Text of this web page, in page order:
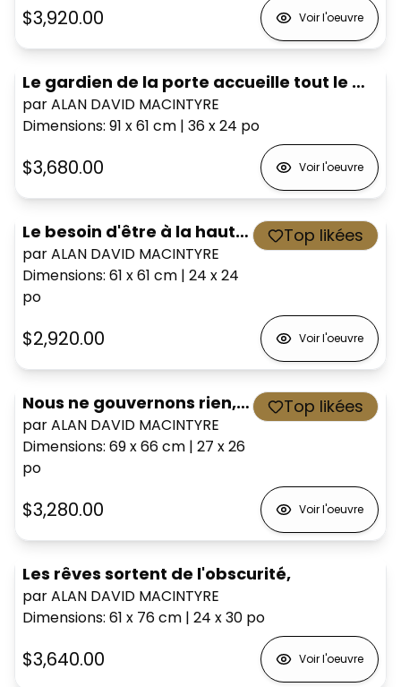
$3,920.00 Voir l'oeuvre
Le gardien de la porte accueille tout le monde,
par ALAN DAVID MACINTYRE
Dimensions: 91 x 61 cm | 36 x 24 po
$3,680.00 Voir l'oeuvre
Le besoin d'être à la hauteur,
par ALAN DAVID MACINTYRE
Dimensions: 61 x 61 cm | 24 x 24
po
Top likées
$2,920.00 Voir l'oeuvre
Nous ne gouvernons rien, mais nous façonnons tout,
par ALAN DAVID MACINTYRE
Dimensions: 69 x 66cm | 27 x 26
po
Top likées
$3,280.00 Voir l'oeuvre
Les rêves sortent de l'obscurité,
par ALAN DAVID MACINTYRE
Dimensions: 61 x 76cm | 24 x 30 po
$3,640.00 Voir l'oeuvre